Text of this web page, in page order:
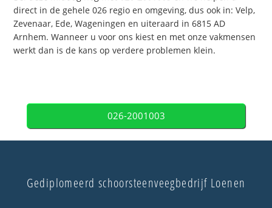
direct in de gehele 026 regio en omgeving, dus ook in: Velp,
Zevenaar, Ede, Wageningen en uiteraard in 6815 AD
Arnhem. Wanneer u voor ons kiest en met onze vakmensen
werkt dan is de kans op verdere problemen klein.
026-2001003
Gediplomeerd schoorsteenveegbedrijf Loenen